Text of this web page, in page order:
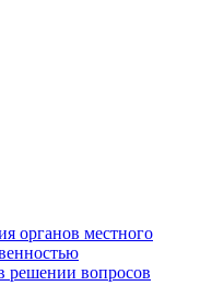
органов местного
решении вопросов